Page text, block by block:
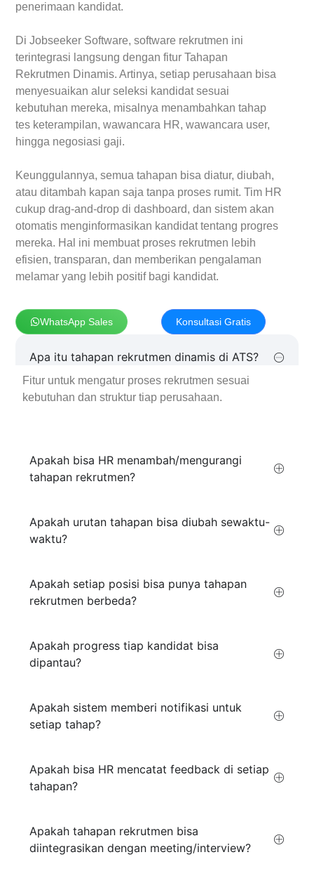
penerimaan kandidat.
Di Jobseeker Software, software rekrutmen ini
terintegrasi langsung dengan fitur Tahapan
Rekrutmen Dinamis. Artinya, setiap perusahaan bisa
menyesuaikan alur seleksi kandidat sesuai
kebutuhan mereka, misalnya menambahkan tahap
tes keterampilan, wawancara HR, wawancara user,
hingga negosiasi gaji.
Keunggulannya, semua tahapan bisa diatur, diubah,
atau ditambah kapan saja tanpa proses rumit. Tim HR
cukup drag-and-drop di dashboard, dan sistem akan
otomatis menginformasikan kandidat tentang progres
mereka. Hal ini membuat proses rekrutmen lebih
efisien, transparan, dan memberikan pengalaman
melamar yang lebih positif bagi kandidat.
WhatsApp Sales Konsultasi Gratis
Apa itu tahapan rekrutmen dinamis di ATS?
Fitur untuk mengatur proses rekrutmen sesuai
kebutuhan dan struktur tiap perusahaan.
Apakah bisa HR menambah/mengurangi
tahapan rekrutmen?
Apakah urutan tahapan bisa diubah sewaktu-
waktu?
Apakah setiap posisi bisa punya tahapan
rekrutmen berbeda?
Apakah progress tiap kandidat bisa
dipantau?
Apakah sistem memberi notifikasi untuk
setiap tahap?
Apakah bisa HR mencatat feedback di setiap
tahapan?
Apakah tahapan rekrutmen bisa
diintegrasikan dengan meeting/interview?